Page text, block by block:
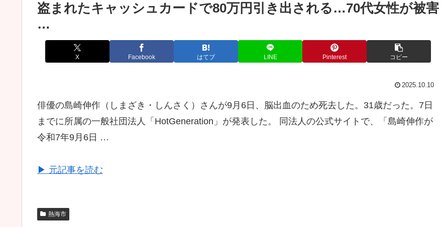
盗まれたキャッシュカードで80万円引き出される…70代女性が被害
…
X Facebook はてブ LINE Pinterest コピー
2025.10.10
俳優の島崎伸作（しまざき・しんさく）さんが9月6日、脳出血のため死去した。31歳だった。7日
までに所属の一般社団法人「HotGeneration」が発表した。 同法人の公式サイトで、「島崎伸作が
令和7年9月6日 …
▶ 元記事を読む
熱海市